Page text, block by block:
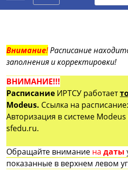
Внимание!Расписание
заполнения и корректировки!
ВНИМАНИЕ!!!
Расписание ИРТСУ работает
Modeus. Ссылка на
Авторизация в системе
sfedu.ru.
Обращайте внимание на даты
показанные в верхнем левом